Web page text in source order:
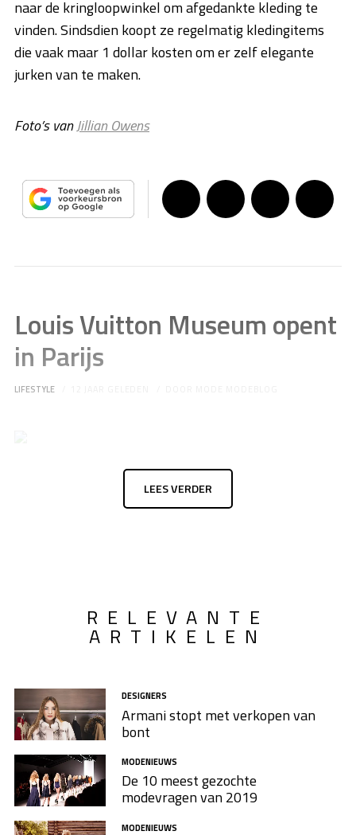
naar de kringloopwinkel om afgedankte kleding te
vinden. Sindsdien koopt ze regelmatig kledingitems
die vaak maar 1 dollar kosten om er zelf elegante
jurken van te maken.
Foto’s vanJillian Owens
Louis Vuitton Museum opent
in Parijs
LIFESTYLE
LEES VERDER
RELEVANTE
ARTIKELEN
DESIGNERS
Armani stopt met verkopen van
bont
MODENIEUWS
De 10 meest gezochte
modevragen van 2019
MODENIEUWS